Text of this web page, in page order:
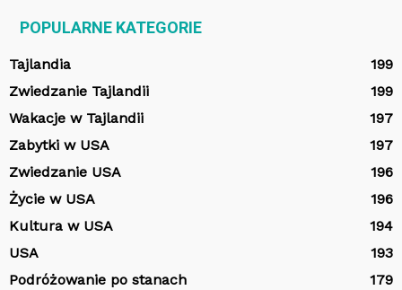
POPULARNE KATEGORIE
Tajlandia
199
Zwiedzanie Tajlandii
199
Wakacje w Tajlandii
197
Zabytki w USA
197
Zwiedzanie USA
196
Życie w USA
196
Kultura w USA
194
USA
193
Podróżowanie po stanach
179